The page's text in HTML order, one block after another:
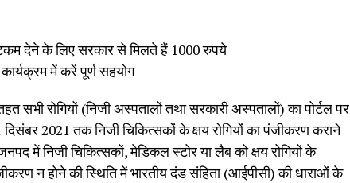
देने के लिए सरकार से मिलते हैं 1000 रुपये
में करें पूर्ण सहयोग
सभी रोगियों (निजी अस्पतालों तथा सरकारी अस्पतालों) का पोर्टल पर
2021 तक निजी चिकित्सकों के क्षय रोगियों का पंजीकरण कराने
में निजी चिकित्सकों, मेडिकल स्टोर या लैब को क्षय रोगियों के
न होने की स्थिति में भारतीय दंड संहिता (आईपीसी) की धाराओं के